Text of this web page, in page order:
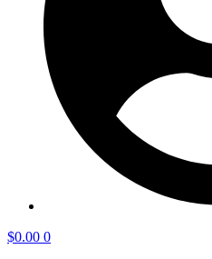
$0.00 0